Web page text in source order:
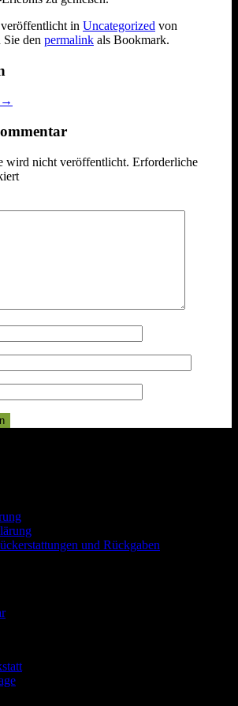
in Uncategorized von
Sie den permalink als Bookmark.
→
wird nicht veröffentlicht. Erforderliche
und Rückgaben